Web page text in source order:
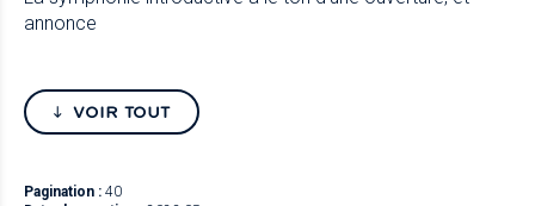
annonce
VOIR TOUT
Pagination : 40